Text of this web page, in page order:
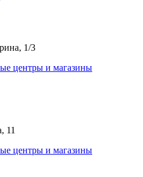
1/3
центры и магазины
11
центры и магазины